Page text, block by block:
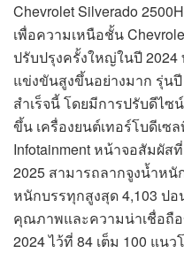
Chevrolet Silverado
เพื่อความเหนือชั้น
ปรับปรุงครั้งใหญ่ในปี
แข่งขันสูงขึ้นอย่างมาก รุ่น
สำเร็จนี้ โดยมีการปรับดีไ
ขึ้น เครื่องยนต์เทอร์โบดีเซ
Infotainment หน้าจอสัมผัส
2025 สามารถลากจูงน้ำห
หนักบรรทุกสูงสุด 4,103 ป
คุณภาพและความน่าเชื่อถือ
2024 ไว้ที่ 84 เต็ม 100 แน